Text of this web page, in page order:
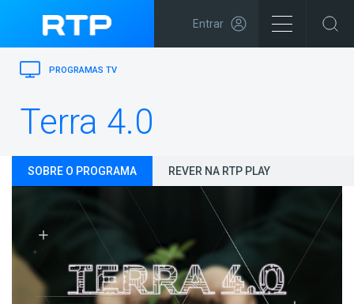
Entrar
PROGRAMAS TV
Terra 4.0
SOBRE O PROGRAMA REVER NA RTP PLAY